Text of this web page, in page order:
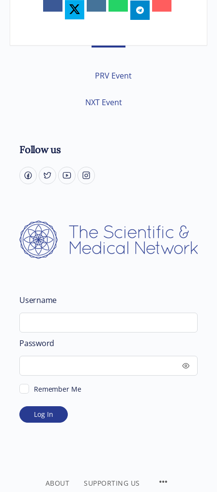
PRV Event
NXT Event
Follow us
Username
Password
Remember Me
ABOUT
SUPPORTING US